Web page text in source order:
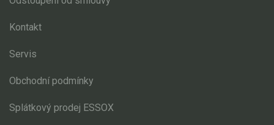
Náhradní díly
Zahradní traktory
Náhradní díly Challenge
Kontakt
Servis
Obchodní podmínky
Splátkový prodej ESSOX